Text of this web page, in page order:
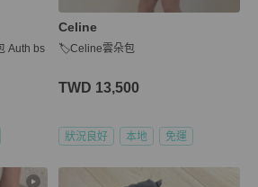
Auth bs
Celine
🏷Celine雲朵包
TWD 13,500
狀況良好 本地 免運